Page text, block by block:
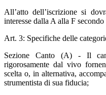
All’atto dell’iscrizione si
interesse dalla A alla F
Art. 3: Specifiche delle
Sezione Canto (A) - Il
rigorosamente dal vivo
scelta o, in alternativa,
strumentista di sua fiducia;